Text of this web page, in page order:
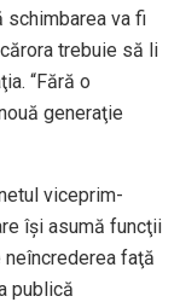
va fi
trebuie să li
“Fără o
generaţie
viceprim-
îşi asumă funcţii
neîncrederea faţă
publică